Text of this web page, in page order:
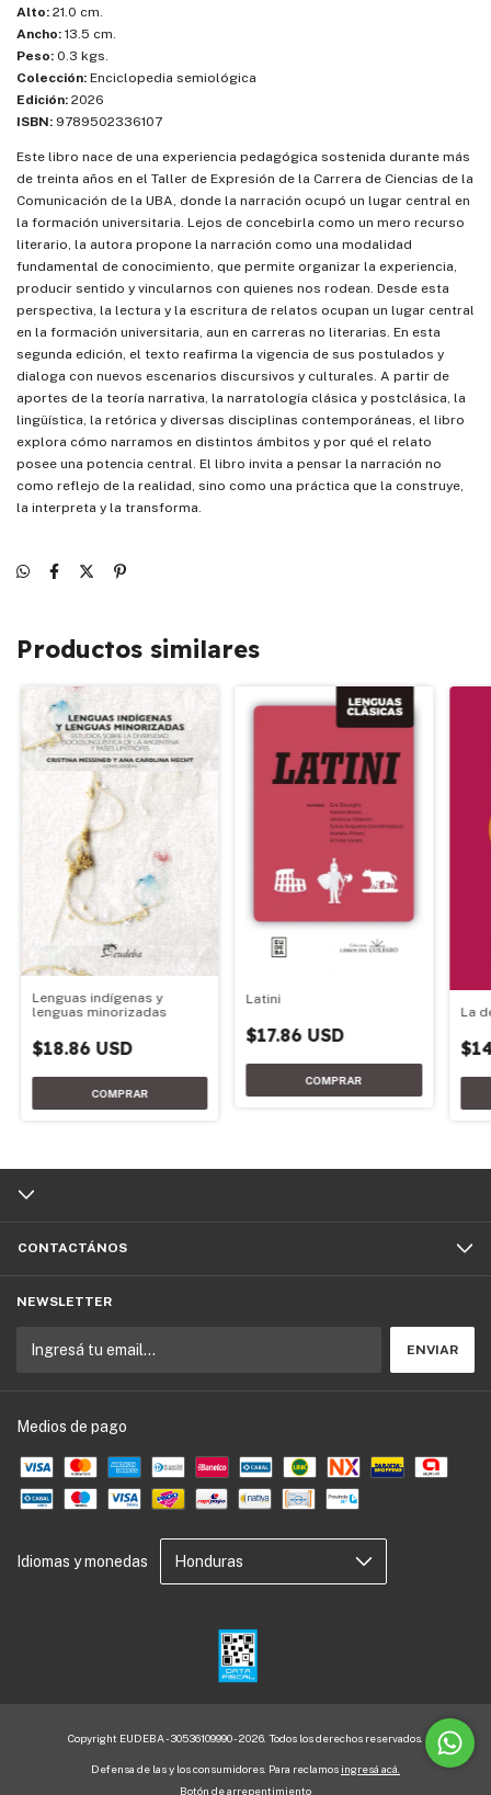
Alto: 21.0 cm.
Ancho: 13.5 cm.
Peso: 0.3 kgs.
Colección: Enciclopedia semiológica
Edición: 2026
ISBN: 9789502336107
Este libro nace de una experiencia pedagógica sostenida durante más
de treinta años en el Taller de Expresión de la Carrera de Ciencias de la
Comunicación de la UBA, donde la narración ocupó un lugar central en
la formación universitaria. Lejos de concebirla como un mero recurso
literario, la autora propone la narración como una modalidad
fundamental de conocimiento, que permite organizar la experiencia,
producir sentido y vincularnos con quienes nos rodean. Desde esta
perspectiva, la lectura y la escritura de relatos ocupan un lugar central
en la formación universitaria, aun en carreras no literarias. En esta
segunda edición, el texto reafirma la vigencia de sus postulados y
dialoga con nuevos escenarios discursivos y culturales. A partir de
aportes de la teoría narrativa, la narratología clásica y postclásica, la
lingüística, la retórica y diversas disciplinas contemporáneas, el libro
explora cómo narramos en distintos ámbitos y por qué el relato
posee una potencia central. El libro invita a pensar la narración no
como reflejo de la realidad, sino como una práctica que la construye,
la interpreta y la transforma.
Productos similares
Lenguas indígenas y
lenguas minorizadas
$18.86 USD
Latini
$17.86 USD
La
CONTACTÁNOS
NEWSLETTER
Medios de pago
Idiomas y monedas
Copyright EUDEBA - 30536109990 - 2026. Todos los derechos reservados.
Defensa de las y los consumidores. Para reclamos ingresá acá.
Botón de arrepentimiento